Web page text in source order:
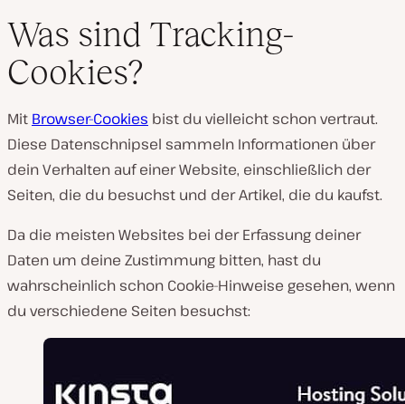
Was sind Tracking-
Cookies?
Mit Browser-Cookies bist du vielleicht schon vertraut.
Diese Datenschnipsel sammeln Informationen über
dein Verhalten auf einer Website, einschließlich der
Seiten, die du besuchst und der Artikel, die du kaufst.
Da die meisten Websites bei der Erfassung deiner
Daten um deine Zustimmung bitten, hast du
wahrscheinlich schon Cookie-Hinweise gesehen, wenn
du verschiedene Seiten besuchst: